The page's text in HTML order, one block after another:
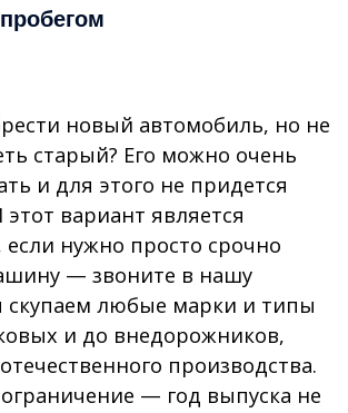
новый автомобиль, но не
старый? Его можно очень
и для этого не придется
вариант является
нужно просто срочно
— звоните в нашу
любые марки и типы
и до внедорожников,
производства.
— год выпуска не